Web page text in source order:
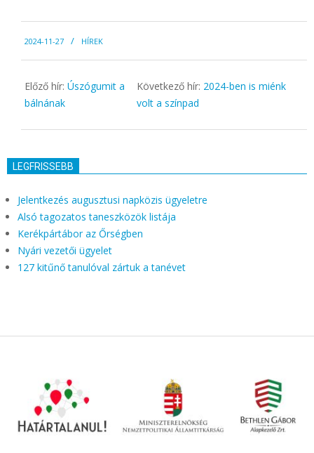
11-
27
2024-11-27 HÍREK
Előző hír: Úszógumit a
bálnának
Következő hír: 2024-ben is miénk
volt a színpad
LEGFRISSEBB
Jelentkezés augusztusi napközis ügyeletre
Alsó tagozatos taneszközök listája
Kerékpártábor az Őrségben
Nyári vezetői ügyelet
127 kitűnő tanulóval zártuk a tanévet